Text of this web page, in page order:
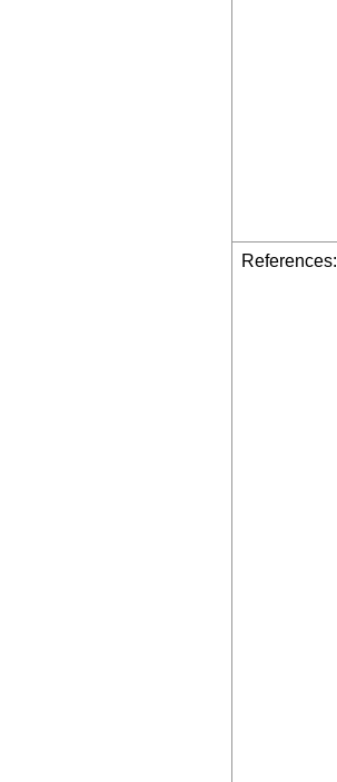
References: